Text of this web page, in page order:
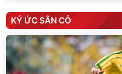
KÝ ỨC SÂN CỎ